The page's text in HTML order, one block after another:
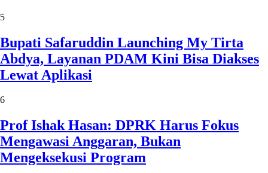
5
Bupati Safaruddin Launching My Tirta
Abdya, Layanan PDAM Kini Bisa Diakses
Lewat Aplikasi
6
Prof Ishak Hasan: DPRK Harus Fokus
Mengawasi Anggaran, Bukan
Mengeksekusi Program